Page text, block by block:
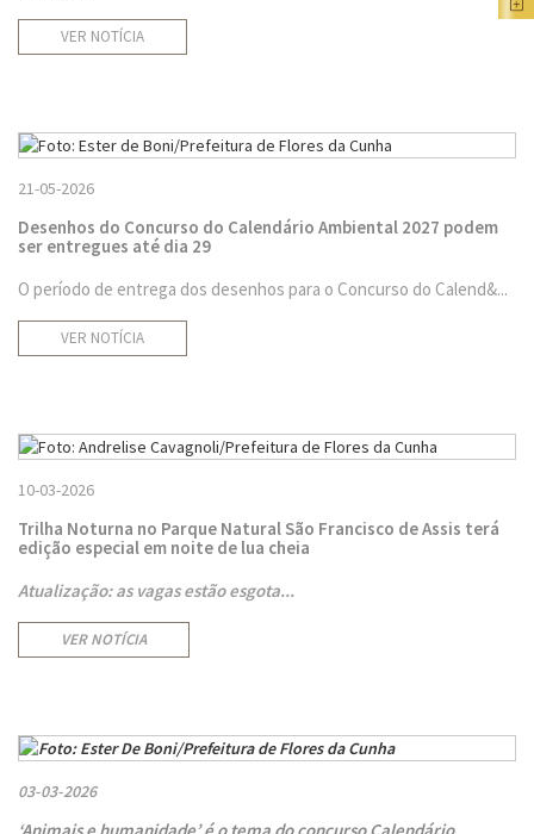
VER NOTÍCIA
21-05-2026
Desenhos do Concurso do Calendário Ambiental 2027 podem
ser entregues até dia 29
O período de entrega dos desenhos para o Concurso do Calend&...
VER NOTÍCIA
10-03-2026
Trilha Noturna no Parque Natural São Francisco de Assis terá
edição especial em noite de lua cheia
Atualização: as vagas estão esgota...
VER NOTÍCIA
03-03-2026